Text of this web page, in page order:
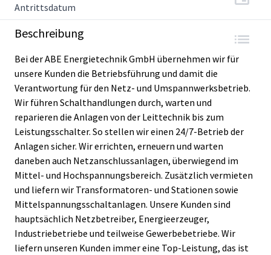
Antrittsdatum
Beschreibung
Bei der ABE Energietechnik GmbH übernehmen wir für
unsere Kunden die Betriebsführung und damit die
Verantwortung für den Netz- und Umspannwerksbetrieb.
Wir führen Schalthandlungen durch, warten und
reparieren die Anlagen von der Leittechnik bis zum
Leistungsschalter. So stellen wir einen 24/7-Betrieb der
Anlagen sicher. Wir errichten, erneuern und warten
daneben auch Netzanschlussanlagen, überwiegend im
Mittel- und Hochspannungsbereich. Zusätzlich vermieten
und liefern wir Transformatoren- und Stationen sowie
Mittelspannungsschaltanlagen. Unsere Kunden sind
hauptsächlich Netzbetreiber, Energieerzeuger,
Industriebetriebe und teilweise Gewerbebetriebe. Wir
liefern unseren Kunden immer eine Top-Leistung, das ist